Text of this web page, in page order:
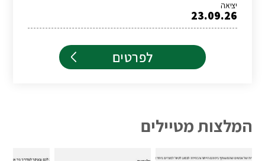
יציאה
23.09.26
לפרטים
המלצות מטיילים